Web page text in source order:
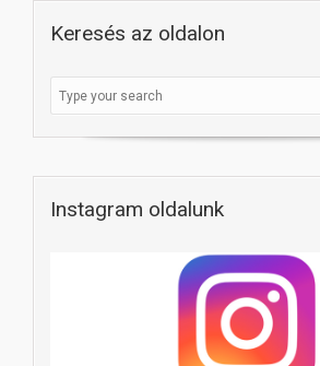
Keresés az oldalon
Instagram oldalunk